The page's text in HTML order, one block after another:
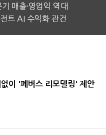
매출·영업익 역대
트 AI 수익화 관건
이 '폐버스 리모델링' 제안